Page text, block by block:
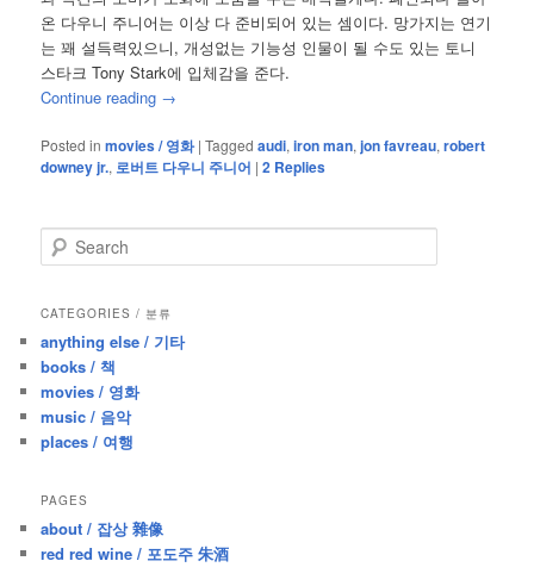
온 다우니 주니어는 이상 다 준비되어 있는 셈이다. 망가지는 연기
는 꽤 설득력있으니, 개성없는 기능성 인물이 될 수도 있는 토니
스타크 Tony Stark에 입체감을 준다.
Continue reading →
Posted in movies / 영화 |Tagged audi,iron man,jon favreau,robert
downey jr., 로버트 다우니 주니어 |2 Replies
e
r
h
CATEGORIES / 분류
anything else / 기타
books / 책
movies / 영화
music / 음악
places / 여행
PAGES
about / 잡상 雜像
red red wine / 포도주 朱酒